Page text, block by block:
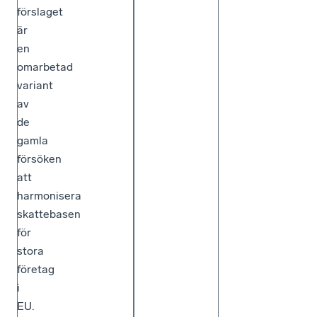
förslaget
är
en
omarbetad
variant
av
de
gamla
försöken
att
harmonisera
skattebasen
för
stora
företag
i
EU.